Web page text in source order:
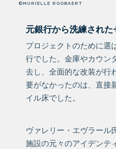
©MURIELLE ROOBAERT
元銀行から洗練された
プロジェクトのために選
行でした。金庫やカウン
去し、全面的な改装が行
要がなかったのは、直接
イル床でした。
ヴァレリー・エヴラール
施設の元々のアイデンテ